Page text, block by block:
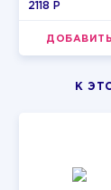
2118 P
ДОБАВИТЬ
К